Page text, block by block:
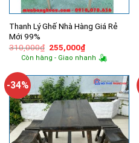
Thanh Lý Ghế Nhà Hàng Giá Rẻ
Mới 99%
310,000₫ Giá
gốc
là:
255,000₫Giá
hiện
tại
255,000₫.
Còn hàng - Giao nhanh
-34%